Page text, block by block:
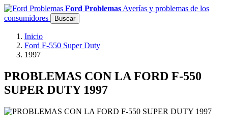
Ford Problemas Averías y problemas de los
consumidores
Buscar
Inicio
Ford F-550 Super Duty
1997
PROBLEMAS CON LA FORD F-550
SUPER DUTY 1997